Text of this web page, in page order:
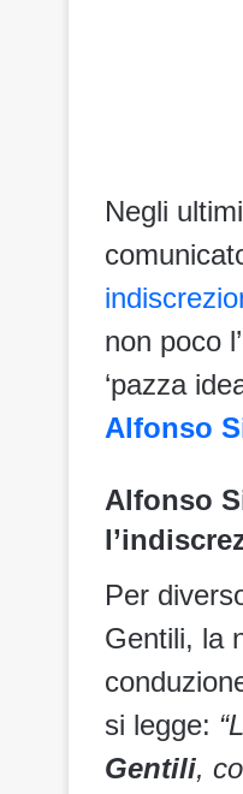
Negli
non poco
‘pazza
Alfonso
Alfonso
Per
Gentili, la
si legge:
Gentili,